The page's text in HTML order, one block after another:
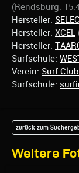
(Rendsburg:
Hersteller:
Hersteller: XCEL
Hersteller:
Surfschule:
Verein: Surf
Surfschule:
Weitere
zurück zum